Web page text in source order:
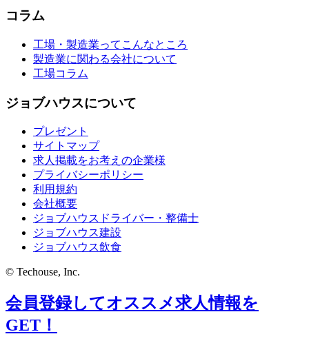
コラム
工場・製造業ってこんなところ
製造業に関わる会社について
工場コラム
ジョブハウスについて
プレゼント
サイトマップ
求人掲載をお考えの企業様
プライバシーポリシー
利用規約
会社概要
ジョブハウスドライバー・整備士
ジョブハウス建設
ジョブハウス飲食
© Techouse, Inc.
会員登録してオススメ求人情報を
GET！